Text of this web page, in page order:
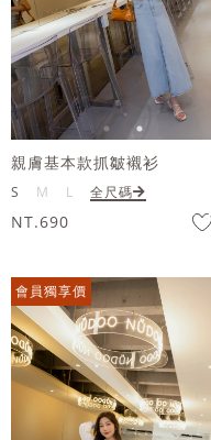
親膚基本款抓皺襯衫
S M L 全尺碼
NT.690
會員獨享價